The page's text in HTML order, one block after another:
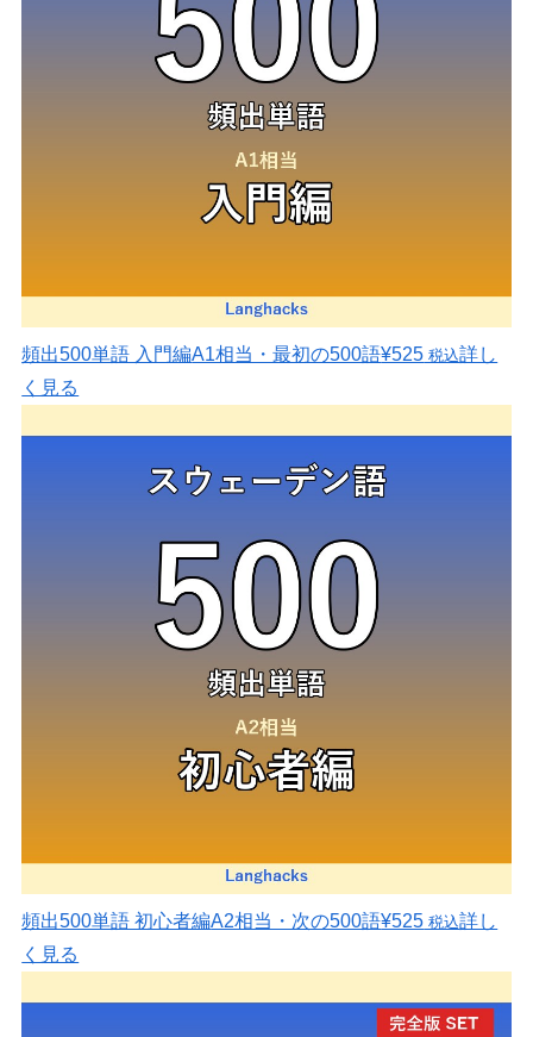
頻出500単語 入門編A1相当・最初の500語¥525 税込詳し
く見る
頻出500単語 初心者編A2相当・次の500語¥525 税込詳し
く見る